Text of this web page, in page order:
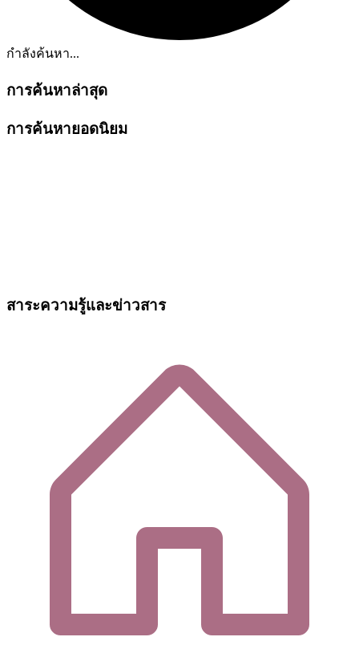
กำลังค้นหา...
การค้นหาล่าสุด
การค้นหายอดนิยม
สาระความรู้และข่าวสาร